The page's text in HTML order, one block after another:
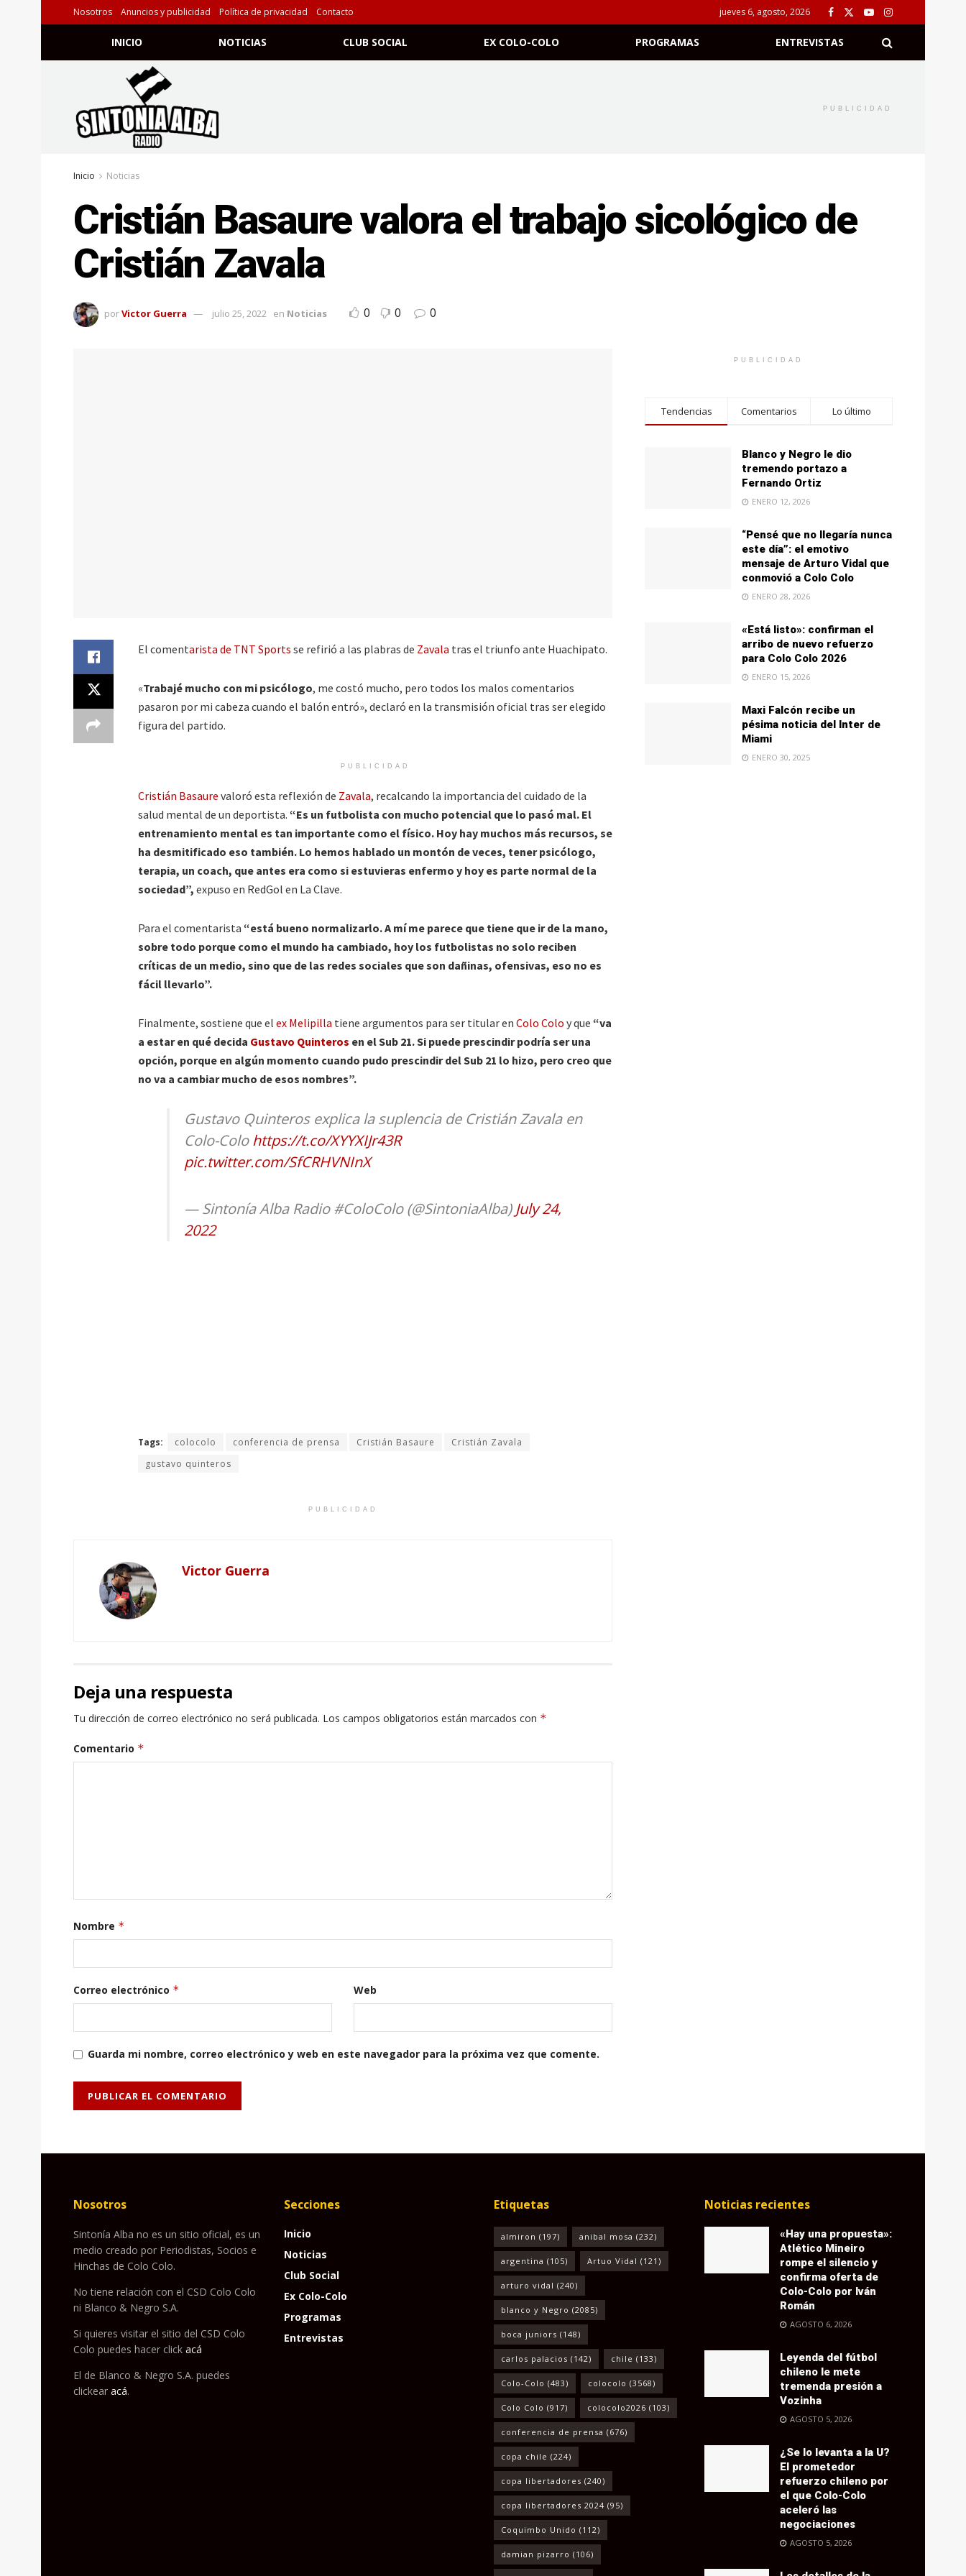
Nosotros Anuncios y publicidad Política de privacidad Contacto jueves 6, agosto, 2026
INICIO NOTICIAS CLUB SOCIAL EX COLO-COLO PROGRAMAS ENTREVISTAS
PUBLICIDAD
Inicio Noticias
Cristián Basaure valora el trabajo sicológico de
Cristián Zavala
porVictor Guerra julio 25, 2022 en Noticias 0 0 0
El comentarista de TNT Sports se refirió a las plabras de Zavala tras el triunfo ante Huachipato.
«Trabajé mucho con mi psicólogo, me costó mucho, pero todos los malos comentarios
pasaron por mi cabeza cuando el balón entró», declaró en la transmisión oficial tras ser elegido
figura del partido.
PUBLICIDAD
Cristián Basaure valoró esta reflexión de Zavala, recalcando la importancia del cuidado de la
salud mental de un deportista. “Es un futbolista con mucho potencial que lo pasó mal. El
entrenamiento mental es tan importante como el físico. Hoy hay muchos más recursos, se
ha desmitificado eso también. Lo hemos hablado un montón de veces, tener psicólogo,
terapia, un coach, que antes era como si estuvieras enfermo y hoy es parte normal de la
sociedad”, expuso en RedGol en La Clave.
Para el comentarista “está bueno normalizarlo. A mí me parece que tiene que ir de la mano,
sobre todo porque como el mundo ha cambiado, hoy los futbolistas no solo reciben
críticas de un medio, sino que de las redes sociales que son dañinas, ofensivas, eso no es
fácil llevarlo”.
Finalmente, sostiene que el ex Melipilla tiene argumentos para ser titular en Colo Colo y que “va
a estar en qué decida Gustavo Quinteros en el Sub 21. Si puede prescindir podría ser una
opción, porque en algún momento cuando pudo prescindir del Sub 21 lo hizo, pero creo que
no va a cambiar mucho de esos nombres”.
Gustavo Quinteros explica la suplencia de Cristián Zavala en
Colo-Colohttps://t.co/XYYXIJr43R
pic.twitter.com/SfCRHVNInX
— Sintonía Alba Radio #ColoColo (@SintoniaAlba) July 24,
2022
Tags: colocolo conferencia de prensa Cristián Basaure
Cristián Zavala
gustavo quinteros
PUBLICIDAD
Victor Guerra
Deja una respuesta
Tu dirección de correo electrónico no será publicada. Los campos obligatorios están marcados con *
Comentario *
Nombre *
Correo electrónico * Web
Guarda mi nombre, correo electrónico y web en este navegador para la próxima vez que comente.
PUBLICIDAD
Tendencias Comentarios Lo último
Blanco y Negro le dio
tremendo portazo a
Fernando Ortiz
ENERO 12, 2026
“Pensé que no llegaría nunca
este día”: el emotivo
mensaje de Arturo Vidal que
conmovió a Colo Colo
ENERO 28, 2026
«Está listo»: confirman el
arribo de nuevo refuerzo
para Colo Colo 2026
ENERO 15, 2026
Maxi Falcón recibe un
pésima noticia del Inter de
Miami
ENERO 30, 2025
Nosotros
Sintonía Alba no es un sitio oficial, es un
medio creado por Periodistas, Socios e
Hinchas de Colo Colo.
No tiene relación con el CSD Colo Colo
ni Blanco & Negro S.A.
Si quieres visitar el sitio del CSD Colo
Colo puedes hacer click acá
El de Blanco & Negro S.A. puedes
clickear acá.
Secciones
Inicio
Noticias
Club Social
Ex Colo-Colo
Programas
Entrevistas
Etiquetas
almiron (197) anibal mosa (232)
argentina (105) Artuo Vidal (121)
arturo vidal (240)
blanco y Negro (2085)
boca juniors (148)
carlos palacios (142) chile (133)
Colo-Colo (483) colocolo (3568)
Colo Colo (917) colocolo2026 (103)
conferencia de prensa (676)
copa chile (224)
copa libertadores (240)
copa libertadores 2024 (95)
Coquimbo Unido (112)
damian pizarro (106)
Noticias recientes
«Hay una propuesta»:
Atlético Mineiro
rompe el silencio y
confirma oferta de
Colo-Colo por Iván
Román
AGOSTO 6, 2026
Leyenda del fútbol
chileno le mete
tremenda presión a
Vozinha
AGOSTO 5, 2026
¿Se lo levanta a la U?
El prometedor
refuerzo chileno por
el que Colo-Colo
aceleró las
negociaciones
AGOSTO 5, 2026